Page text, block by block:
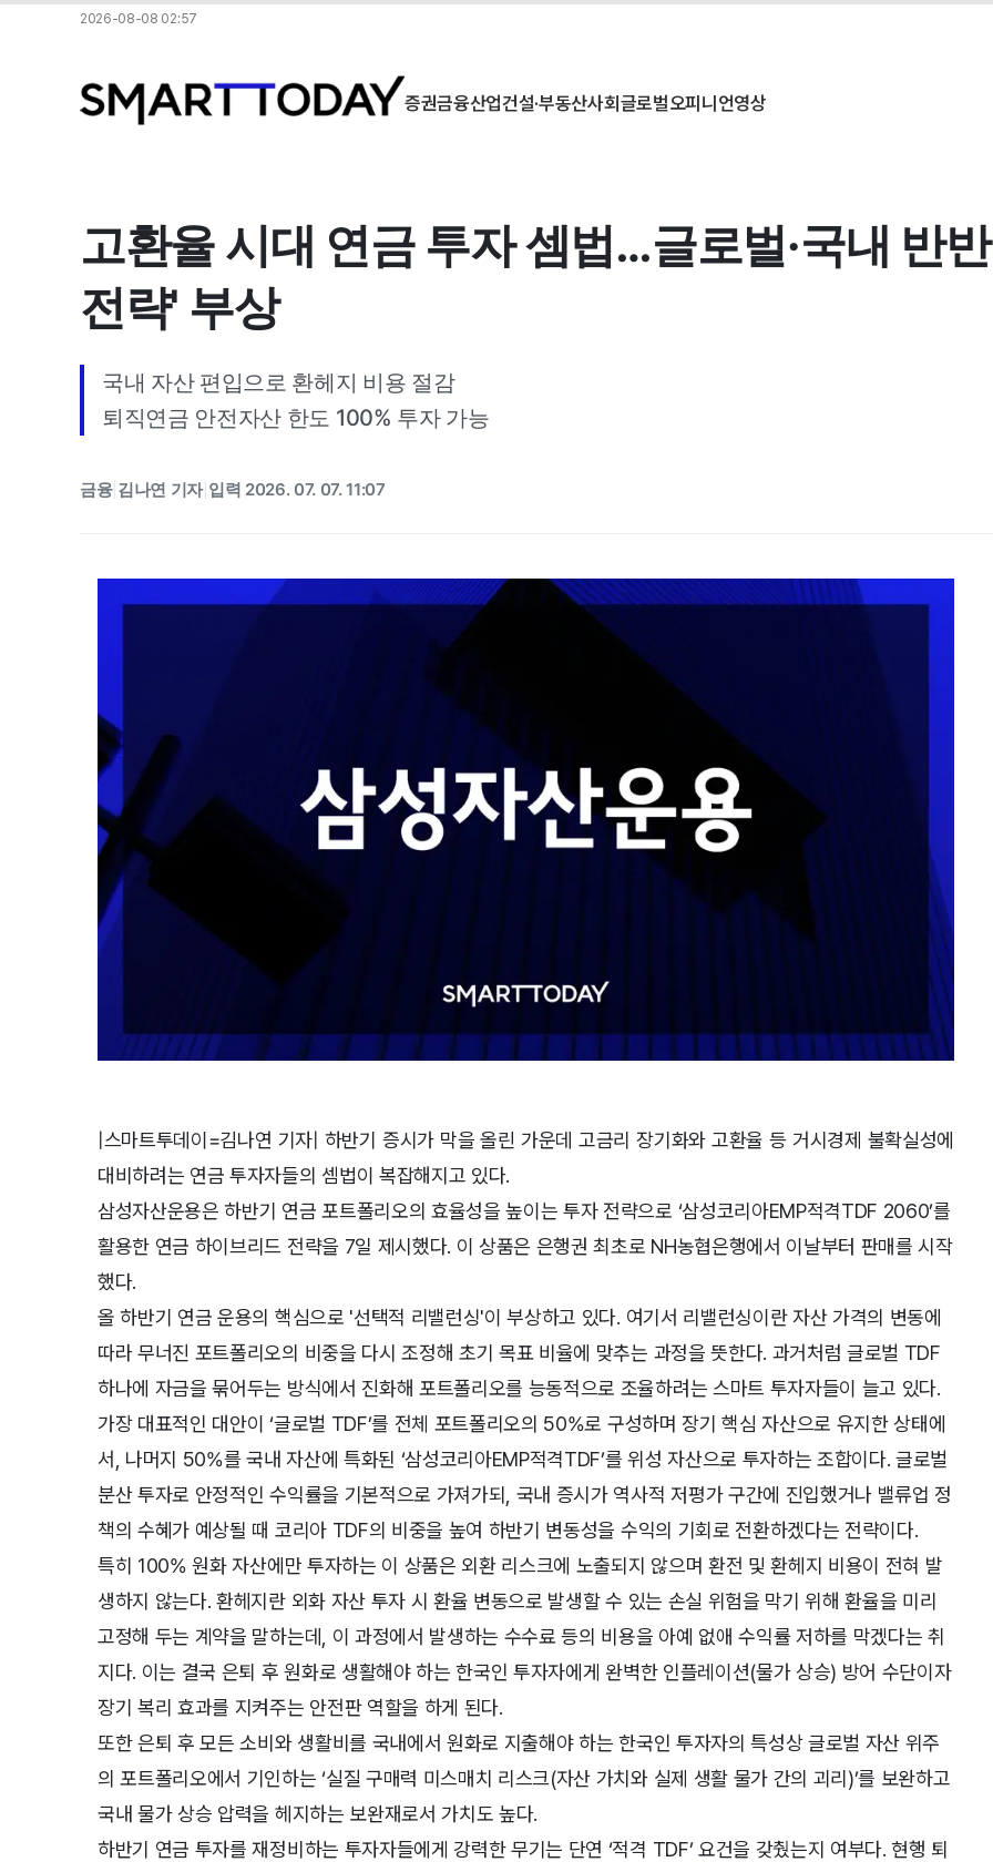
2026-08-08 02:57
증권금융산업건설·부동산사회글로벌오피니언영상
고환율 시대 연금 투자 셈법…글로벌·국내 반
전략' 부상
국내 자산 편입으로 환헤지 비용 절감
퇴직연금 안전자산 한도 100% 투자 가능
금융| 김나연 기자| 입력 2026. 07. 07. 11:07
|스마트투데이=김나연 기자| 하반기 증시가 막을 올린 가운데 고금리 장기화와 고환율 등 거시경제 불확실성에
대비하려는 연금 투자자들의 셈법이 복잡해지고 있다.
삼성자산운용은 하반기 연금 포트폴리오의 효율성을 높이는 투자 전략으로 ‘삼성코리아EMP적격TDF 2060’를
활용한 연금 하이브리드 전략을 7일 제시했다. 이 상품은 은행권 최초로 NH농협은행에서 이날부터 판매를 시작
했다.
올 하반기 연금 운용의 핵심으로 '선택적 리밸런싱'이 부상하고 있다. 여기서 리밸런싱이란 자산 가격의 변동에
따라 무너진 포트폴리오의 비중을 다시 조정해 초기 목표 비율에 맞추는 과정을 뜻한다. 과거처럼 글로벌 TDF
하나에 자금을 묶어두는 방식에서 진화해 포트폴리오를 능동적으로 조율하려는 스마트 투자자들이 늘고 있다.
가장 대표적인 대안이 ‘글로벌 TDF’를 전체 포트폴리오의 50%로 구성하며 장기 핵심 자산으로 유지한 상태에
서, 나머지 50%를 국내 자산에 특화된 ‘삼성코리아EMP적격TDF’를 위성 자산으로 투자하는 조합이다. 글로벌
분산 투자로 안정적인 수익률을 기본적으로 가져가되, 국내 증시가 역사적 저평가 구간에 진입했거나 밸류업 정
책의 수혜가 예상될 때 코리아 TDF의 비중을 높여 하반기 변동성을 수익의 기회로 전환하겠다는 전략이다.
특히 100% 원화 자산에만 투자하는 이 상품은 외환 리스크에 노출되지 않으며 환전 및 환헤지 비용이 전혀 발
생하지 않는다. 환헤지란 외화 자산 투자 시 환율 변동으로 발생할 수 있는 손실 위험을 막기 위해 환율을 미리
고정해 두는 계약을 말하는데, 이 과정에서 발생하는 수수료 등의 비용을 아예 없애 수익률 저하를 막겠다는 취
지다. 이는 결국 은퇴 후 원화로 생활해야 하는 한국인 투자자에게 완벽한 인플레이션(물가 상승) 방어 수단이자
장기 복리 효과를 지켜주는 안전판 역할을 하게 된다.
또한 은퇴 후 모든 소비와 생활비를 국내에서 원화로 지출해야 하는 한국인 투자자의 특성상 글로벌 자산 위주
의 포트폴리오에서 기인하는 ‘실질 구매력 미스매치 리스크(자산 가치와 실제 생활 물가 간의 괴리)’를 보완하고
국내 물가 상승 압력을 헤지하는 보완재로서 가치도 높다.
하반기 연금 투자를 재정비하는 투자자들에게 강력한 무기는 단연 ‘적격 TDF’ 요건을 갖췄는지 여부다. 현행 퇴